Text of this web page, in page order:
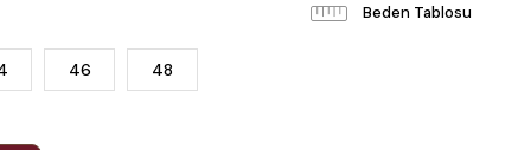
Beden Tablosu
46 48